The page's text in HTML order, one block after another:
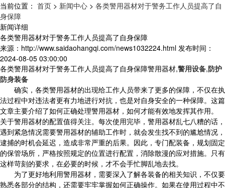
当前位置： 首页 > 新闻中心 > 各类警用器材对于警务工作人员提高了自
身保障
新闻详细
各类警用器材对于警务工作人员提高了自身保障
来源： http://www.saidaohangqi.com/news1032224.html 发布时间：
2024-08-05 03:00:00
各类警用器材对于警务工作人员提高了自身保障警用器材,警用设备,防护
防身装备
确实，各类警用器材的出现给工作人员带来了更多的保障，不仅在执
法过程中对违法者更有力地进行对抗，也是对自身安全的一种保障。这篇
文章主要介绍了如何正确处理警用器材，如何才能有效地发挥其作用。
关于警用器材的配置值得关注。每次使用完毕，警用器材乱七八糟的话，
遇到紧急情况需要警用器材的辅助工作时，就会发生找不到的尴尬情况，
逮捕的时机会延迟，造成非常严重的后果。因此，专门配装备，规划固定
的保管场所，严格按照规定的位置进行配置，消除散漫的应对措施。只有
这样苛刻的要求，在必要的时候，才不会手忙脚乱地去找。
为了更好地利用警用器材，需要深入了解各装备的相关知识，不仅要
熟悉各部分的结构，还需要牢牢掌握如何正确操作。如果在使用过程中不